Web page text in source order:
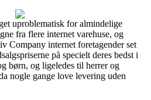
uproblematisk for almindelige
fra flere internet varehuse, og
Company internet foretagender set
på specielt deres bedst i
børn, og ligeledes til herrer og
nogle gange love levering uden